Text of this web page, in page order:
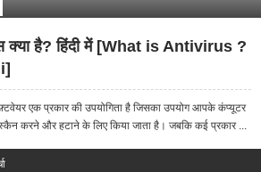
क्या है? हिंदी में [What is Antivirus ?
एक प्रकार की उपयोगिता है जिसका उपयोग आपके कंप्यूटर
करने और हटाने के लिए किया जाता है। जबकि कई प्रकार ...